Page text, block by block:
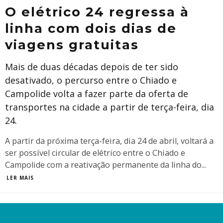
O elétrico 24 regressa à
linha com dois dias de
viagens gratuitas
Mais de duas décadas depois de ter sido
desativado, o percurso entre o Chiado e
Campolide volta a fazer parte da oferta de
transportes na cidade a partir de terça-feira, dia
24.
A partir da próxima terça-feira, dia 24 de abril, voltará a
ser possível circular de elétrico entre o Chiado e
Campolide com a reativação permanente da linha do...
LER MAIS